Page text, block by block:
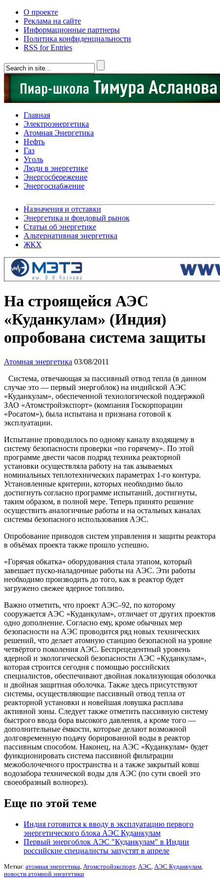
О проекте
Реклама на сайте
Информационные партнеры
Политика конфиденциальности
RSS for Entries
Главная
Электроэнергетика
Атомная Энергетика
Нефть
Газ
Уголь
Люди в энергетике
Энергосбережение
Энергоснабжение
Назначения и отставки
Энергетика и фондовый рынок
Статьи об энергетике
Альтернативная энергетика
ЖКХ
На строящейся АЭС
«Куданкулам» (Индия)
опробована система защиты
Атомная энергетика 03/08/2011
Система, отвечающая за пассивный отвод тепла (в данном
случае это — первый энергоблок) на индийской АЭС
«Куданкулам», обеспеченной технологической поддержкой
ЗАО «Атомстройэкспорт» (компания Госкорпорации
«Росатом»), была испытана и признана готовой к
эксплуатации.
Испытание проводилось по одному каналу входящему в
систему безопасности проверки «по горячему». По этой
программе двести часов подряд техника реакторной
установки осуществляла работу на так азываемых
номинальных теплотехнических параметрах 1-го контура.
Установленные критерии, которых необходимо было
достигнуть согласно программе испытаний, достигнуты,
таким образом, в полной мере. Теперь принято решение
осуществить аналогичные работы и на остальных каналах
системы безопасного использования АЭС.
Опробование приводов систем управления и защиты реактора
в объёмах проекта также прошло успешно.
«Горячая обкатка» оборудования стала этапом, который
завешает пуско-наладочные работы на АЭС. Эти работы
необходимо производить до того, как в реактор будет
загружено свежее ядерное топливо.
Важно отметить, что проект АЭС–92, по которому
сооружается АЭС «Куданкулам», отличает от других проектов
одно дополнение. Согласно ему, кроме обычных мер
безопасности на АЭС проводится ряд новых технических
решений, что делает атомную станцию безопасной на уровне
четвёртого поколения АЭС. Беспрецедентный уровень
ядерной и экологической безопасности АЭС «Куданкулам»,
которая строится сегодня с помощью российских
специалистов, обеспечивают двойная локализующая оболочка
и двойная защитная оболочка. Также здесь присутствуют
системы, осуществляющие пассивный отвод тепла от
реакторной установки и новейшая ловушка расплава
активной зоны. Следует также отметить пассивную систему
быстрого ввода бора высокого давления, а кроме того —
дополнительные ёмкости, которые делают возможной
долговременную подачу борированной воды в реактор
пассивным способом. Наконец, на АЭС «Куданкулам» будет
функционировать система пассивной фильтрации
межоболочечного пространства и а также закрытый ковш
водозабора технической воды для АЭС (по сути своей это
своеобразный волнорез).
Еще по этой теме
Индия готовится к вводу в эксплуатацию первого
энергетического блока АЭС Куданкулам
Первый энергоблок АЭС "Куданкулам" в Индии
российские специалисты запустят в апреле
Метки: атомная энергетика Атомстройэкспорт, АЭС АЭС Куданкулам
новости атомной энергетики